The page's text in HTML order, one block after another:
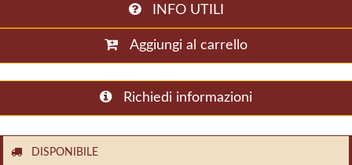
INFO UTILI
Aggiungi al carrello
Richiedi informazioni
DISPONIBILE